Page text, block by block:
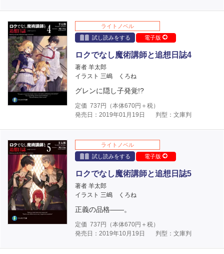
ライトノベル
試し読みをする
電子版
ロクでなし魔術講師と追想日誌4
著者 羊太郎
イラスト 三嶋 くろね
グレンに隠し子発覚!?
定価 737 円（本体670円＋税）
発売日：2019年01月19日
判型：文庫判
ライトノベル
試し読みをする
電子版
ロクでなし魔術講師と追想日誌5
著者 羊太郎
イラスト 三嶋 くろね
正義の品格――。
定価 737 円（本体670円＋税）
発売日：2019年10月19日
判型：文庫判